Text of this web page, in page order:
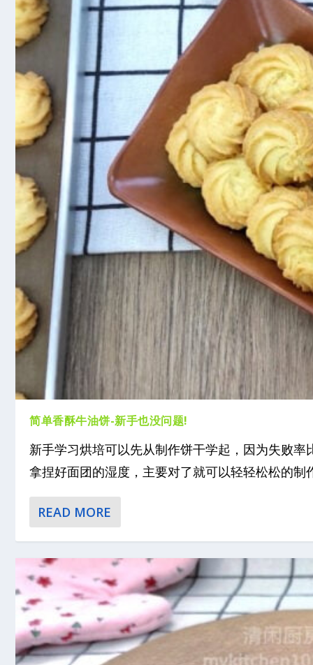
简单香酥牛油饼-新手也没问题!
新手学习烘培可以先从制作饼干学起，因为失败
拿捏好面团的湿度，主要对了就可以轻轻松松的制
READ MORE